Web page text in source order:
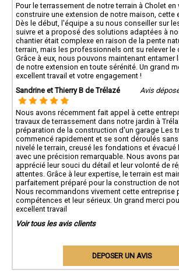
Pour le terrassement de notre terrain à Cholet en
construire une extension de notre maison, cette
Dès le début, l'équipe a su nous conseiller sur
suivre et a proposé des solutions adaptées à
chantier était complexe en raison de la pente
terrain, mais les professionnels ont su relever le
Grâce à eux, nous pouvons maintenant entamer
de notre extension en toute sérénité. Un grand
excellent travail et votre engagement !
Sandrine et Thierry B de Trélazé
Avis
Nous avons récemment fait appel à cette
travaux de terrassement dans notre jardin à
préparation de la construction d'un garage Les
commencé rapidement et se sont déroulés
nivelé le terrain, creusé les fondations et évacué
avec une précision remarquable. Nous avons
apprécié leur souci du détail et leur volonté de
attentes. Grâce à leur expertise, le terrain est
parfaitement préparé pour la construction de
Nous recommandons vivement cette entreprise
compétences et leur sérieux. Un grand merci
excellent travail
Voir tous les avis clients
DEPOSER UN AVIS